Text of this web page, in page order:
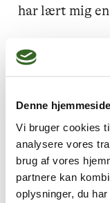
Denne
Vi bruger cookies
analysere vores
brug af vores
partnere kan
oplysninger, du
har lært mig
Liv: jeg kan
til mine egne
Omsorg: Jeg
om at hjælpe
Læs mere om